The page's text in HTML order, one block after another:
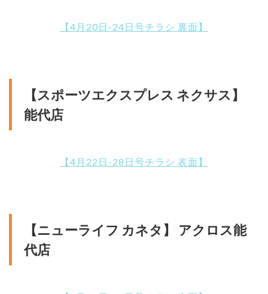
【4月20日-24日号チラシ 裏面】
【スポーツエクスプレス ネクサス】
能代店
【4月22日-28日号チラシ 表面】
【ニューライフ カネタ】 アクロス能
代店